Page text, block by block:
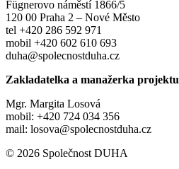
Fügnerovo náměstí 1866/5
120 00 Praha 2 – Nové Město
tel +420 286 592 971
mobil +420 602 610 693
duha@spolecnostduha.cz
Zakladatelka a manažerka projektu
Mgr. Margita Losová
mobil: +420 724 034 356
mail: losova@spolecnostduha.cz
© 2026 Společnost DUHA